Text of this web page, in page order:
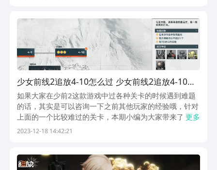
少女前线2追放4-10怎么过 少女前线2追放4-10通
关技巧
如果大家在少前2这款游戏中过各种关卡的时候遇到难题
的话，其实是可以咨询一下之前其他玩家的经验哦，针对
上面的一个比较难过的关卡，本期小编为大家带来了少女
前线2追放4-10怎么过的相关介绍，如果大家想在游戏中
更多
2023-12-18 14:42:21